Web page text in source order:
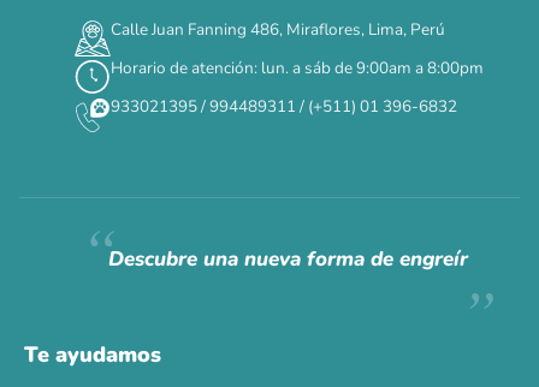
DÍAS HORAS MIN SEG
✕
Siempre fuimosraros.
Calle Juan Fanning 486, Miraflores, Lima, Perú
Horario de atención: lun. a sáb de 9:00am a 8:00pm
933021395 / 994489311 / (+511) 01 396-6832
Descubre una nueva forma de engreír
Te ayudamos